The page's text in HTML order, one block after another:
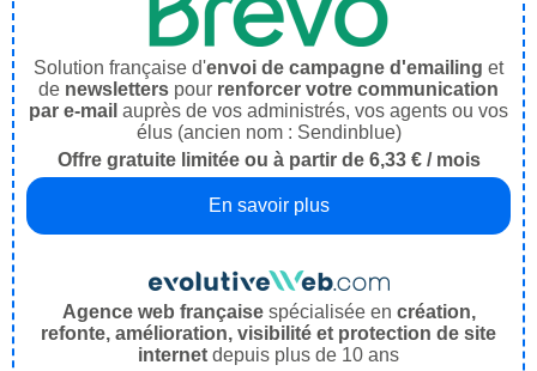
Solution française d'envoi de campagne d'emailing et
de newsletters pour renforcer votre communication
par e-mail auprès de vos administrés, vos agents ou vos
élus (ancien nom : Sendinblue)
Offre gratuite limitée ou à partir de 6,33 € / mois
En savoir plus
Agence web françaisespécialisée en création,
refonte, amélioration, visibilité et protection de site
internet depuis plus de 10 ans